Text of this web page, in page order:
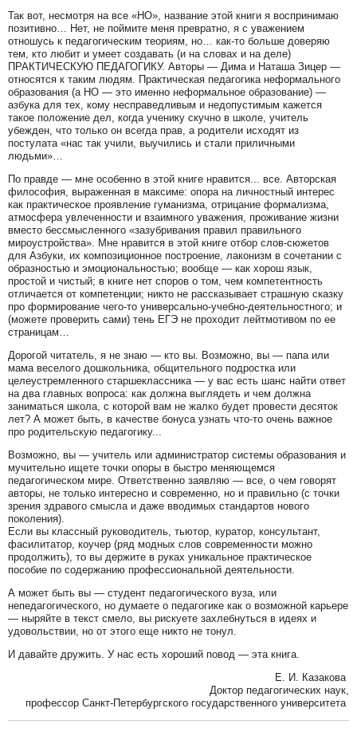
Так вот, несмотря на все «НО», название этой книги я воспринимаю
позитивно… Нет, не поймите меня превратно, я с уважением
отношусь к педагогическим теориям, но… как-то больше доверяю
тем, кто любит и умеет создавать (и на словах и на деле)
ПРАКТИЧЕСКУЮ ПЕДАГОГИКУ. Авторы — Дима и Наташа Зицер —
относятся к таким людям. Практическая педагогика неформального
образования (а НО — это именно неформальное образование) —
азбука для тех, кому несправедливым и недопустимым кажется
такое положение дел, когда ученику скучно в школе, учитель
убежден, что только он всегда прав, а родители исходят из
постулата «нас так учили, выучились и стали приличными
людьми»…
По правде — мне особенно в этой книге нравится... все. Авторская
философия, выраженная в максиме: опора на личностный интерес
как практическое проявление гуманизма, отрицание формализма,
атмосфера увлеченности и взаимного уважения, проживание жизни
вместо бессмысленного «зазубривания правил правильного
мироустройства». Мне нравится в этой книге отбор слов-сюжетов
для Азбуки, их композиционное построение, лаконизм в сочетании с
образностью и эмоциональностью; вообще — как хорош язык,
простой и чистый; в книге нет споров о том, чем компетентность
отличается от компетенции; никто не рассказывает страшную сказку
про формирование чего-то универсально-учебно-деятельностного; и
(можете проверить сами) тень ЕГЭ не проходит лейтмотивом по ее
страницам…
Дорогой читатель, я не знаю — кто вы. Возможно, вы — папа или
мама веселого дошкольника, общительного подростка или
целеустремленного старшеклассника — у вас есть шанс найти ответ
на два главных вопроса: как должна выглядеть и чем должна
заниматься школа, с которой вам не жалко будет провести десяток
лет? А может быть, в качестве бонуса узнать что-то очень важное
про родительскую педагогику...
Возможно, вы — учитель или администратор системы образования и
мучительно ищете точки опоры в быстро меняющемся
педагогическом мире. Ответственно заявляю — все, о чем говорят
авторы, не только интересно и современно, но и правильно (с точки
зрения здравого смысла и даже вводимых стандартов нового
поколения).
Если вы классный руководитель, тьютор, куратор, консультант,
фасилитатор, коучер (ряд модных слов современности можно
продолжить), то вы держите в руках уникальное практическое
пособие по содержанию профессиональной деятельности.
А может быть вы — студент педагогического вуза, или
непедагогического, но думаете о педагогике как о возможной карьере
— ныряйте в текст смело, вы рискуете захлебнуться в идеях и
удовольствии, но от этого еще никто не тонул.
И давайте дружить. У нас есть хороший повод — эта книга.
Е. И. Казакова
Доктор педагогических наук,
профессор Санкт-Петербургского государственного университета